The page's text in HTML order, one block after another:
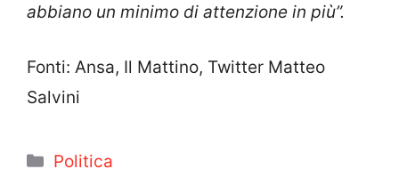
abbiano un minimo di attenzione in più”.
Fonti: Ansa, Il Mattino, Twitter Matteo
Salvini
Categorie
Politica